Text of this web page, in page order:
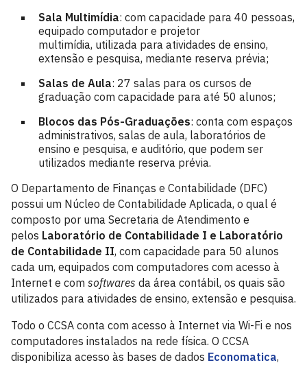
Sala Multimídia: com capacidade para 40 pessoas,
equipado computador e projetor
multimídia, utilizada para atividades de ensino,
extensão e pesquisa, mediante reserva prévia;
Salas de Aula: 27 salas para os cursos de
graduação com capacidade para até 50 alunos;
Blocos das Pós-Graduações: conta com espaços
administrativos, salas de aula, laboratórios de
ensino e pesquisa, e auditório, que podem ser
utilizados mediante reserva prévia.
O Departamento de Finanças e Contabilidade (DFC)
possui um Núcleo de Contabilidade Aplicada, o qual é
composto por uma Secretaria de Atendimento e
pelos Laboratório de Contabilidade I e Laboratório
de Contabilidade II, com capacidade para 50 alunos
cada um, equipados com computadores com acesso à
Internet e com softwares da área contábil, os quais são
utilizados para atividades de ensino, extensão e pesquisa.
Todo o CCSA conta com acesso à Internet via Wi-Fi e nos
computadores instalados na rede física. O CCSA
disponibiliza acesso às bases de dados Economatica,